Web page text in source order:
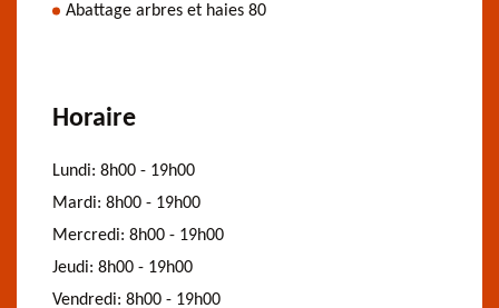
Abattage arbres et haies 80
Horaire
Lundi: 8h00 - 19h00
Mardi: 8h00 - 19h00
Mercredi: 8h00 - 19h00
Jeudi: 8h00 - 19h00
Vendredi: 8h00 - 19h00